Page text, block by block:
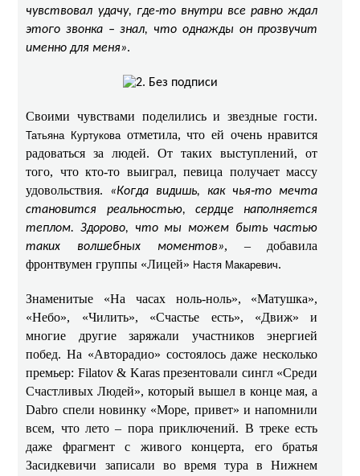
чувствовал удачу, где‑то внутри все равно ждал
этого звонка – знал, что однажды он прозвучит
именно для меня».
Своими чувствами поделились и звездные гости.
Татьяна Куртукова отметила, что ей очень нравится
радоваться за людей. От таких выступлений, от
того, что кто-то выиграл, певица получает массу
удовольствия. «Когда видишь, как чья‑то мечта
становится реальностью, сердце наполняется
теплом. Здорово, что мы можем быть частью
таких волшебных моментов», – добавила
фронтвумен группы «Лицей» Настя Макаревич.
Знаменитые «На часах ноль‑ноль», «Матушка»,
«Небо», «Чилить», «Счастье есть», «Движ» и
многие другие заряжали участников энергией
побед. На «Авторадио» состоялось даже несколько
премьер: Filatov & Karas презентовали сингл «Среди
Счастливых Людей», который вышел в конце мая, а
Dabro спели новинку «Море, привет» и напомнили
всем, что лето – пора приключений. В треке есть
даже фрагмент с живого концерта, его братья
Засидкевичи записали во время тура в Нижнем